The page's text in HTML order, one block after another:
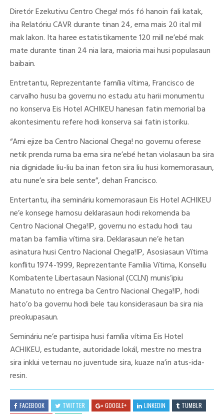
Diretór Ezekutivu Centro Chega! mós fó hanoin fali katak,
iha Relatóriu CAVR durante tinan 24, ema mais 20 ital mil
mak lakon. Ita haree estatistikamente 120 mill ne’ebé mak
mate durante tinan 24 nia lara, maioria mai husi populasaun
baibain.
Entretantu, Reprezentante família vítima, Francisco de
carvalho husu ba governu no estadu atu harii monumentu
no konserva Eis Hotel ACHIKEU hanesan fatin memorial ba
akontesimentu refere hodi konserva sai fatin istoriku.
“Ami ejize ba Centro Nacional Chega! no governu oferese
netik prenda ruma ba ema sira ne’ebé hetan violasaun ba sira
nia dignidade liu-liu ba inan feton sira liu husi komemorasaun,
atu nune’e sira bele sente”, dehan Francisco.
Entertantu, iha semináriu komemorasaun Eis Hotel ACHIKEU
ne’e konsege hamosu deklarasaun hodi rekomenda ba
Centro Nacional Chega!IP, governu no estadu hodi tau
matan ba família vítima sira. Deklarasaun ne’e hetan
asinatura husi Centro Nacional Chega!IP, Asosiasaun Vítima
konflitu 1974-1999, Reprezentante Família Vítima, Konsellu
Kombatente Libertasaun Nasional (CCLN) munis’ipiu
Manatuto no entrega ba Centro Nacional Chega!IP, hodi
hato’o ba governu hodi bele tau konsiderasaun ba sira nia
preokupasaun.
Semináriu ne’e partisipa husi família vítima Eis Hotel
ACHIKEU, estudante, autoridade lokál, mestre no mestra
sira inklui veternau no juventude sira, kuaze na’in atus-ida-
resin.
FACEBOOK TWITTER GOOGLE+ LINKEDIN TUMBLR